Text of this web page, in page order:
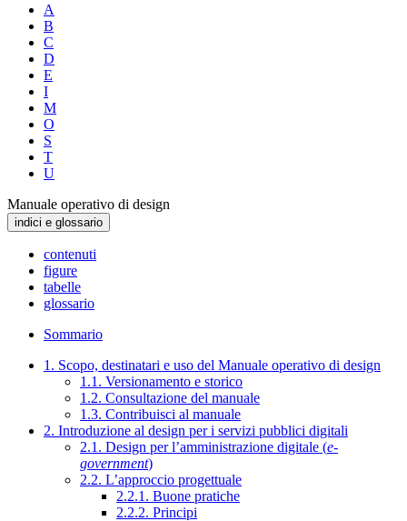
A
B
C
D
E
I
M
O
S
T
U
Manuale operativo di design
indici e glossario
contenuti
figure
tabelle
glossario
Sommario
1. Scopo, destinatari e uso del Manuale operativo di design
1.1. Versionamento e storico
1.2. Consultazione del manuale
1.3. Contribuisci al manuale
2. Introduzione al design per i servizi pubblici digitali
2.1. Design per l’amministrazione digitale (e-
government)
2.2. L’approccio progettuale
2.2.1. Buone pratiche
2.2.2. Principi